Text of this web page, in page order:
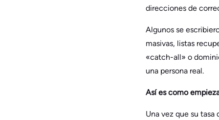
direcciones de
Algunos se
masivas, listas
«catch-all» o
una persona real.
Así es como
Una vez que su